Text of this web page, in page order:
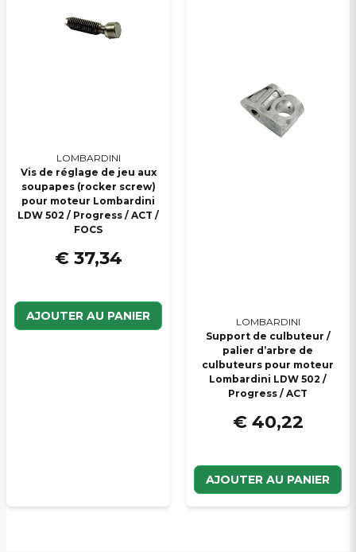
LOMBARDINI
Vis de réglage de jeu aux
soupapes (rocker screw)
pour moteur Lombardini
LDW 502 / Progress / ACT /
FOCS
€ 37,34
AJOUTER AU PANIER
LOMBARDINI
Support de culbuteur /
palier d’arbre de
culbuteurs pour moteur
Lombardini LDW 502 /
Progress / ACT
€ 40,22
AJOUTER AU PANIER